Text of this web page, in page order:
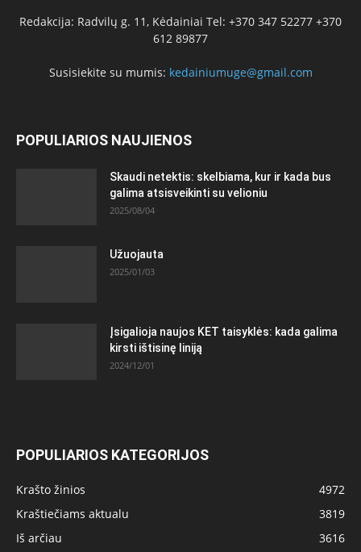
Redakcija: Radvilų g. 11, Kėdainiai Tel: +370 347 52277 +370
612 89877
Susisiekite su mumis: kedainiumuge@gmail.com
POPULIARIOS NAUJIENOS
Skaudi netektis: skelbiama, kur ir kada bus
galima atsisveikinti su velioniu
2025/08/04
Užuojauta
2025/01/03
Įsigalioja naujos KET taisyklės: kada galima
kirsti ištisinę liniją
2024/12/01
POPULIARIOS KATEGORIJOS
Krašto žinios
4972
Kraštiečiams aktualu
3819
Iš arčiau
3616